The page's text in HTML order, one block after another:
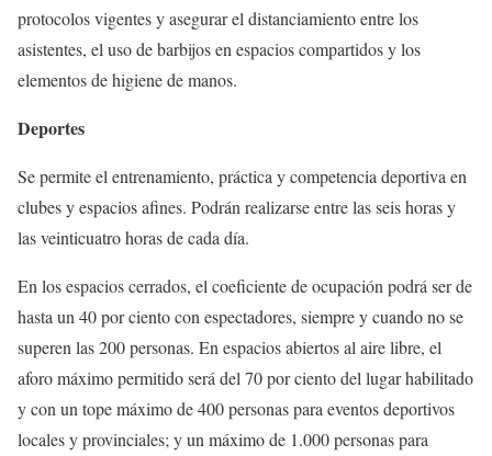
protocolos vigentes y asegurar el distanciamiento entre los
asistentes, el uso de barbijos en espacios compartidos y los
elementos de higiene de manos.
Deportes
Se permite el entrenamiento, práctica y competencia deportiva en
clubes y espacios afines. Podrán realizarse entre las seis horas y
las veinticuatro horas de cada día.
En los espacios cerrados, el coeficiente de ocupación podrá ser de
hasta un 40 por ciento con espectadores, siempre y cuando no se
superen las 200 personas. En espacios abiertos al aire libre, el
aforo máximo permitido será del 70 por ciento del lugar habilitado
y con un tope máximo de 400 personas para eventos deportivos
locales y provinciales; y un máximo de 1.000 personas para